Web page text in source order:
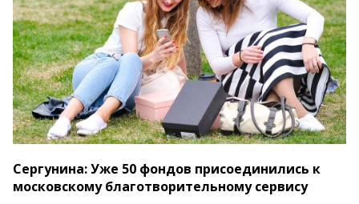
Сергунина: Уже 50 фондов присоединились к
московскому благотворительному сервису